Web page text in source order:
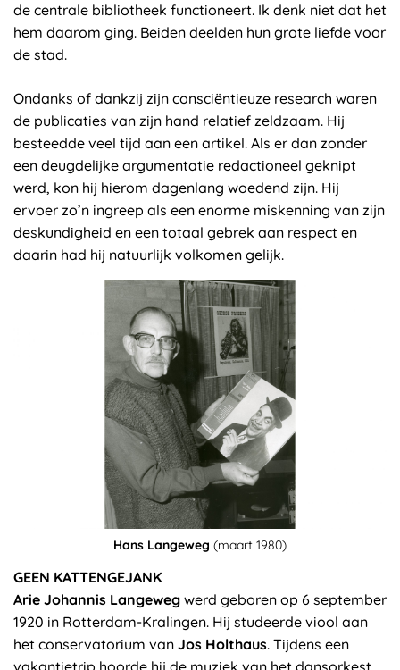
de centrale bibliotheek functioneert. Ik denk niet dat het
hem daarom ging. Beiden deelden hun grote liefde voor
de stad.
Ondanks of dankzij zijn consciëntieuze research waren
de publicaties van zijn hand relatief zeldzaam. Hij
besteedde veel tijd aan een artikel. Als er dan zonder
een deugdelijke argumentatie redactioneel geknipt
werd, kon hij hierom dagenlang woedend zijn. Hij
ervoer zo’n ingreep als een enorme miskenning van zijn
deskundigheid en een totaal gebrek aan respect en
daarin had hij natuurlijk volkomen gelijk.
Hans Langeweg (maart 1980)
GEEN KATTENGEJANK
Arie Johannis Langeweg werd geboren op 6 september
1920 in Rotterdam-Kralingen. Hij studeerde viool aan
het conservatorium van Jos Holthaus. Tijdens een
vakantietrip hoorde hij de muziek van het dansorkest